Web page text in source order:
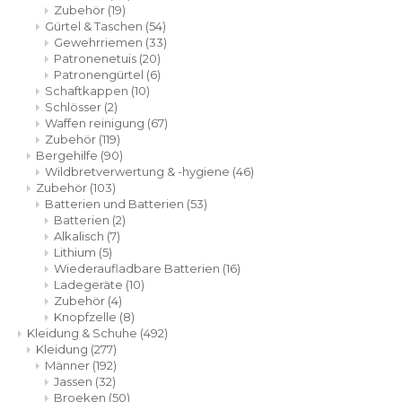
Zubehör (19)
Gürtel & Taschen (54)
Gewehrriemen (33)
Patronenetuis (20)
Patronengürtel (6)
Schaftkappen (10)
Schlösser (2)
Waffen reinigung (67)
Zubehör (119)
Bergehilfe (90)
Wildbretverwertung & -hygiene (46)
Zubehör (103)
Batterien und Batterien (53)
Batterien (2)
Alkalisch (7)
Lithium (5)
Wiederaufladbare Batterien (16)
Ladegeräte (10)
Zubehör (4)
Knopfzelle (8)
Kleidung & Schuhe (492)
Kleidung (277)
Männer (192)
Jassen (32)
Broeken (50)